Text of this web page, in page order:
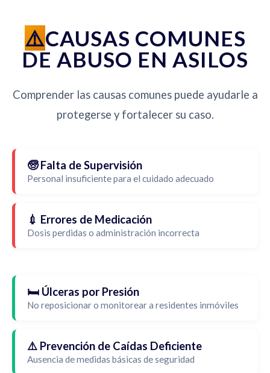
CAUSAS COMUNES
DE ABUSO EN ASILOS
Comprender las causas comunes puede ayudarle a
protegerse y fortalecer su caso.
🧓 Falta de Supervisión
Personal insuficiente para el cuidado adecuado
💉 Errores de Medicación
Dosis perdidas o administración incorrecta
🛏️ Úlceras por Presión
No reposicionar o monitorear a residentes inmóviles
⚠️ Prevención de Caídas Deficiente
Ausencia de medidas básicas de seguridad